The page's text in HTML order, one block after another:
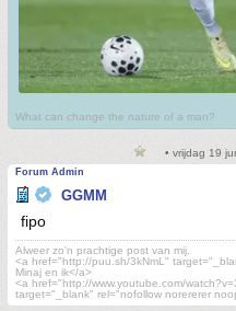
What can change the nature of a man?
• vrijdag 19
Forum Admin
GGMM
fipo
Alweer zo'n prachtige post van mij.
<a href="http://puu.sh/3kNmL"
Minaj en ik</a>
<a href="http://www.youtube.com/
target="_blank" rel="nofollow norererer